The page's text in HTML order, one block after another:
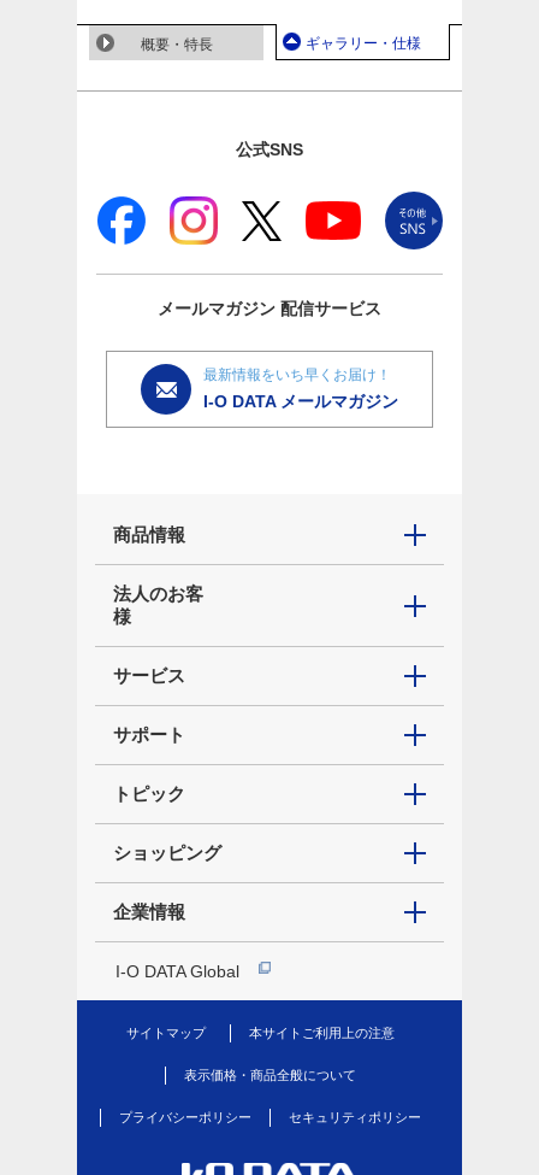
概要・特長 ギャラリー・仕様
公式SNS
メールマガジン 配信サービス
最新情報をいち早くお届け！
I-O DATA メールマガジン
商品情報
法人のお客
様
サービス
サポート
トピック
ショッピング
企業情報
I-O DATA Global
サイトマップ 本サイトご利用上の注意
表示価格・商品全般について
プライバシーポリシー セキュリティポリシー